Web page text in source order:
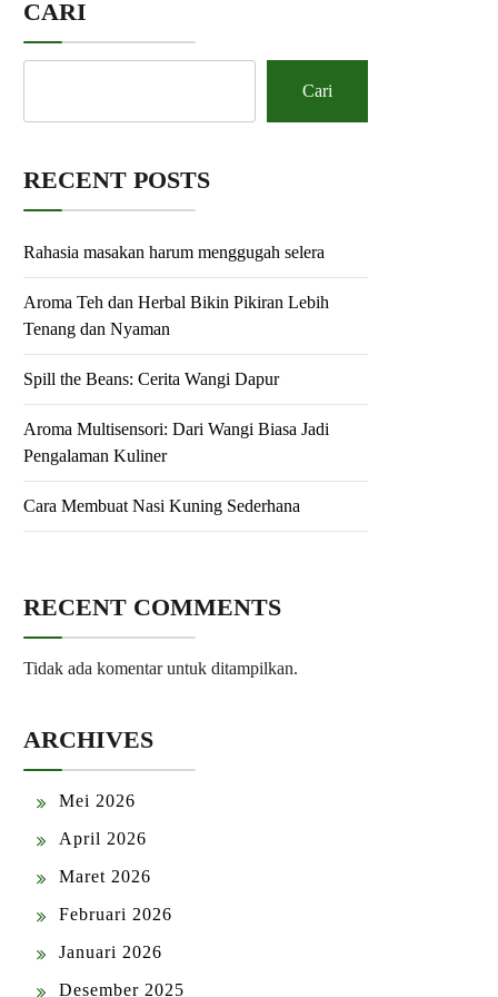
CARI
Cari
RECENT POSTS
Rahasia masakan harum menggugah selera
Aroma Teh dan Herbal Bikin Pikiran Lebih
Tenang dan Nyaman
Spill the Beans: Cerita Wangi Dapur
Aroma Multisensori: Dari Wangi Biasa Jadi
Pengalaman Kuliner
Cara Membuat Nasi Kuning Sederhana
RECENT COMMENTS
Tidak ada komentar untuk ditampilkan.
ARCHIVES
Mei 2026
April 2026
Maret 2026
Februari 2026
Januari 2026
Desember 2025